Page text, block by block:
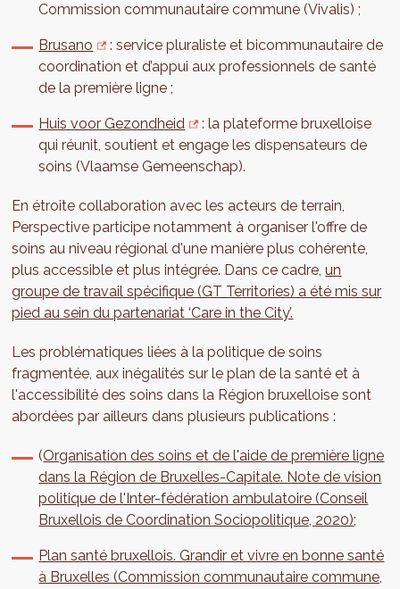
Commission communautaire commune (Vivalis) ;
Brusano
: service pluraliste et bicommunautaire de
coordination et d’appui aux professionnels de santé
de la première ligne ;
Huis voor Gezondheid
: la plateforme bruxelloise
qui réunit, soutient et engage les dispensateurs de
soins (Vlaamse Gemeenschap).
En étroite collaboration avec les acteurs de terrain,
Perspective participe notamment à organiser l'offre de
soins au niveau régional d'une manière plus cohérente,
plus accessible et plus intégrée. Dans ce cadre,un
groupe de travail spécifique (GT Territories) a été mis sur
pied au sein du partenariat ‘Care in the City’.
Les problématiques liées à la politique de soins
fragmentée, aux inégalités sur le plan de la santé et à
l'accessibilité des soins dans la Région bruxelloise sont
abordées par ailleurs dans plusieurs publications :
(Organisation des soins et de l'aide de première ligne
dans la Région de Bruxelles-Capitale. Note de vision
politique de l'Inter-fédération ambulatoire (Conseil
Bruxellois de Coordination Sociopolitique, 2020);
Plan santé bruxellois. Grandir et vivre en bonne santé
à Bruxelles (Commission communautaire commune,